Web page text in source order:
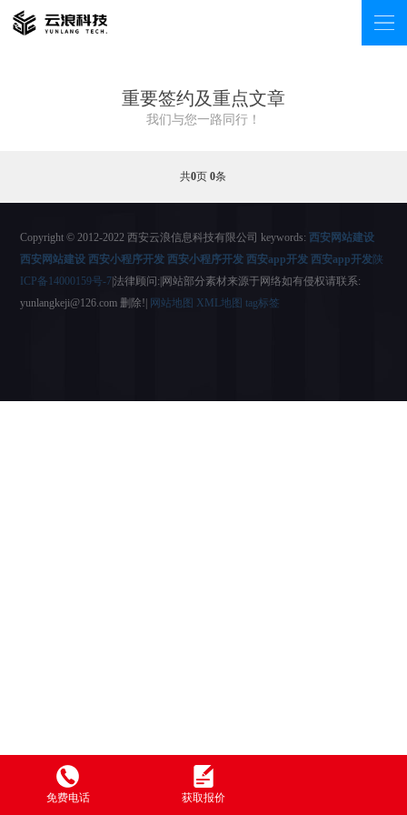
重要签约及重点文章
我们与您一路同行！
共0页0条
Copyright © 2012-2022 西安云浪信息科技有限公司 keywords:西安网站建设
西安网站建设 西安小程序开发 西安小程序开发 西安app开发 西安app开发陕
ICP备14000159号-7|法律顾问:|网站部分素材来源于网络如有侵权请联系:
yunlangkeji@126.com 删除!| 网站地图 XML地图 tag标签
免费电话 获取报价